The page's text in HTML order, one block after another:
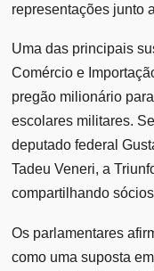
representações junto
Uma das principais
Comércio e
pregão milionário
escolares militares.
deputado federal
Tadeu Veneri, a
compartilhando
Os parlamentares
como uma suposta